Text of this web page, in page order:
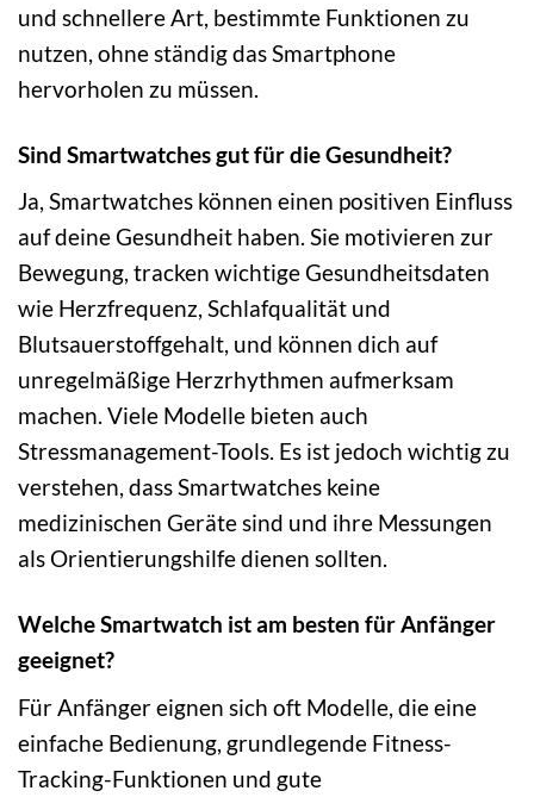
und schnellere Art, bestimmte Funktionen zu
nutzen, ohne ständig das Smartphone
hervorholen zu müssen.
Sind Smartwatches gut für die Gesundheit?
Ja, Smartwatches können einen positiven Einfluss
auf deine Gesundheit haben. Sie motivieren zur
Bewegung, tracken wichtige Gesundheitsdaten
wie Herzfrequenz, Schlafqualität und
Blutsauerstoffgehalt, und können dich auf
unregelmäßige Herzrhythmen aufmerksam
machen. Viele Modelle bieten auch
Stressmanagement-Tools. Es ist jedoch wichtig zu
verstehen, dass Smartwatches keine
medizinischen Geräte sind und ihre Messungen
als Orientierungshilfe dienen sollten.
Welche Smartwatch ist am besten für Anfänger
geeignet?
Für Anfänger eignen sich oft Modelle, die eine
einfache Bedienung, grundlegende Fitness-
Tracking-Funktionen und gute